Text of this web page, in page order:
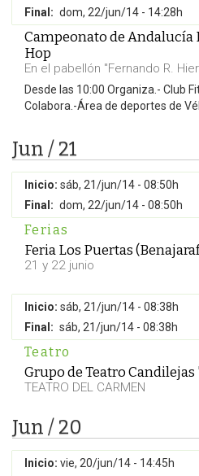
Final: dom, 22/jun/14 - 14:28h
Campeonato de Andalucía
Hop
En el pabellón "Fernando R.
Desde las 10:00 Organiza.- Club
Colabora.-Área de deportes de
Jun / 21
Inicio: sáb, 21/jun/14 - 08:50h
Final: dom, 22/jun/14 - 08:50h
Ferias
Feria Los Puertas
21 y 22 junio
Inicio: sáb, 21/jun/14 - 08:38h
Final: sáb, 21/jun/14 - 08:38h
Teatro
Grupo de Teatro
TEATRO DEL CARMEN
Jun / 20
Inicio: vie, 20/jun/14 - 14:45h